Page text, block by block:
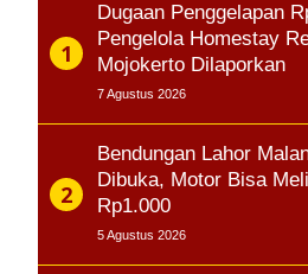
Dugaan Penggelapan
Pengelola Homestay
Mojokerto Dilaporkan
7 Agustus 2026
Bendungan Lahor
Dibuka, Motor Bisa
Rp1.000
5 Agustus 2026